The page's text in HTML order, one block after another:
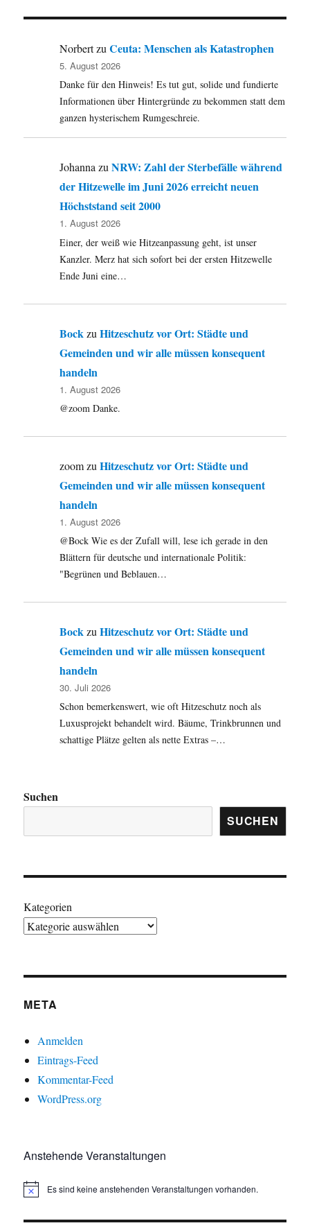
aus
für
Odessa
„Ferienwelt
Winterberg
NorbertzuCeuta: Menschen als Katastrophen
5. August 2026
Danke für den Hinweis! Es tut gut, solide und fundierte
Informationen über Hintergründe zu bekommen statt dem
ganzen hysterischem Rumgeschreie.
JohannazuNRW: Zahl der Sterbefälle während
der Hitzewelle im Juni 2026 erreicht neuen
Höchststand seit 2000
1. August 2026
Einer, der weiß wie Hitzeanpassung geht, ist unser
Kanzler. Merz hat sich sofort bei der ersten Hitzewelle
Ende Juni eine…
Bock zuHitzeschutz vor Ort: Städte und
Gemeinden und wir alle müssen konsequent
handeln
1. August 2026
@zoom Danke.
zoomzuHitzeschutz vor Ort: Städte und
Gemeinden und wir alle müssen konsequent
handeln
1. August 2026
@Bock Wie es der Zufall will, lese ich gerade in den
Blättern für deutsche und internationale Politik:
"Begrünen und Beblauen…
Bock zuHitzeschutz vor Ort: Städte und
Gemeinden und wir alle müssen konsequent
handeln
30. Juli 2026
Schon bemerkenswert, wie oft Hitzeschutz noch als
Luxusprojekt behandelt wird. Bäume, Trinkbrunnen und
schattige Plätze gelten als nette Extras –…
Suchen
SUCHEN
Kategorien
META
Anmelden
Eintrags-Feed
Kommentar-Feed
WordPress.org
Anstehende Veranstaltungen
H
w
Es sind keine anstehenden Veranstaltungen vorhanden.